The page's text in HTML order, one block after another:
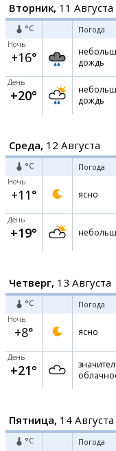
Вторник, 11 Августа
°C Погода
Ночь
+16°
дождь
День
+20°
дождь
Среда, 12 Августа
°C Погода
Ночь
+11° ясно
День
+19°
Четверг, 13 Августа
°C Погода
Ночь
+8° ясно
День
+21°
Пятница, 14 Августа
°C Погода